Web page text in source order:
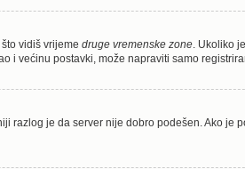
vidiš vrijeme druge vremenske zone . Ukoliko
i većinu postavki, može napraviti samo
razlog je da server nije dobro podešen. Ako je